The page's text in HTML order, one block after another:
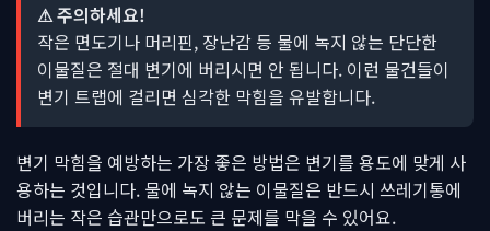
⚠ 주의하세요!
작은 면도기나 머리핀, 장난감 등 물에 녹지 않는 단단한
이물질은 절대 변기에 버리시면 안 됩니다. 이런 물건들이
변기 트랩에 걸리면 심각한 막힘을 유발합니다.
변기 막힘을 예방하는 가장 좋은 방법은 변기를 용도에 맞게 사
용하는 것입니다. 물에 녹지 않는 이물질은 반드시 쓰레기통에
버리는 작은 습관만으로도 큰 문제를 막을 수 있어요.